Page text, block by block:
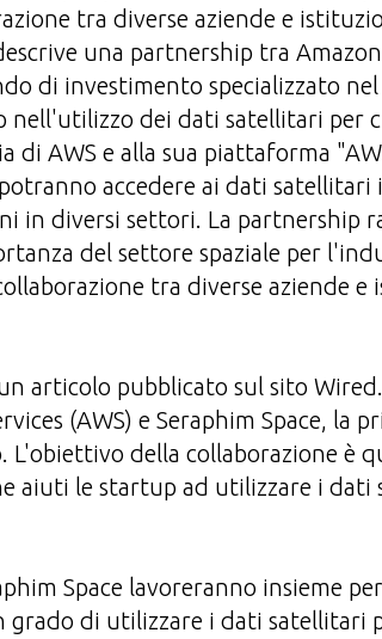
tra diverse aziende e
una partnership tra Amazon
di investimento specializzato
nell'utilizzo dei dati satellitari per
di AWS e alla sua piattaforma
accedere ai dati satellitari
in diversi settori. La partnership
del settore spaziale per
tra diverse aziende e
articolo pubblicato sul sito
(AWS) e Seraphim Space, la
L'obiettivo della collaborazione è
aiuti le startup ad utilizzare i
Space lavoreranno insieme
grado di utilizzare i dati satellitari